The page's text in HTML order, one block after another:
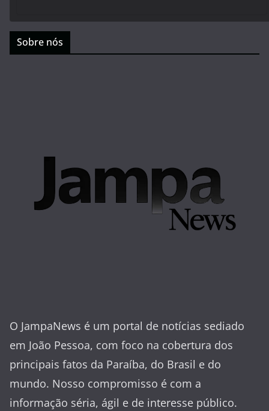
Sobre nós
O JampaNews é um portal de notícias sediado
em João Pessoa, com foco na cobertura dos
principais fatos da Paraíba, do Brasil e do
mundo. Nosso compromisso é com a
informação séria, ágil e de interesse público.